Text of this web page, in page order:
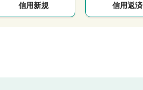
信用新規 信用返済